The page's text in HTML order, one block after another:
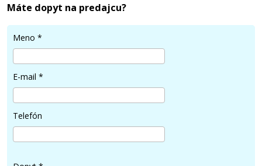
Minolta A0V30NH (Farebné) multipack
Máte dopyt na predajcu?
Meno *
E-mail *
Telefón